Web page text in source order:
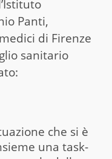
Panti,
di Firenze
sanitario
che si è
una task-